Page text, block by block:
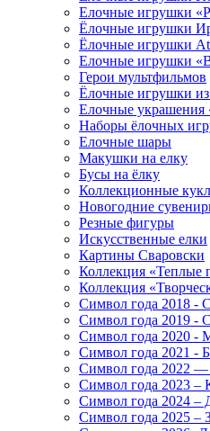
Елочные игрушки
Ёлочные игрушки
Ёлочные игрушки
Елочные игрушки
Герои мультфильмов
Ёлочные игрушки
Елочные украшения
Наборы ёлочных
Елочные шары
Макушки на елку
Бусы на ёлку
Коллекционные
Новогодние
Резные фигуры
Искусственные елки
Картины Сваровски
Коллекция «Теплые
Коллекция
Символ года 2018 -
Символ года 2019 -
Символ года 2020 -
Символ года 2021 -
Символ года 2022
Символ года 2023 –
Символ года 2024 –
Символ года 2025 –